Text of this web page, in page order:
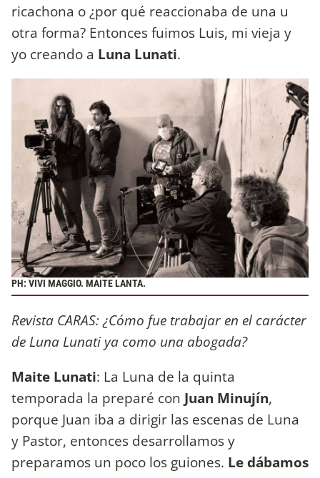
ricachona o ¿por qué reaccionaba de una u
otra forma? Entonces fuimos Luis, mi vieja y
yo creando a Luna Lunati.
PH: VIVI MAGGIO. MAITE LANTA.
Revista CARAS: ¿Cómo fue trabajar en el carácter
de Luna Lunati ya como una abogada?
Maite Lunati: La Luna de la quinta
temporada la preparé con Juan Minujín,
porque Juan iba a dirigir las escenas de Luna
y Pastor, entonces desarrollamos y
preparamos un poco los guiones. Le dábamos